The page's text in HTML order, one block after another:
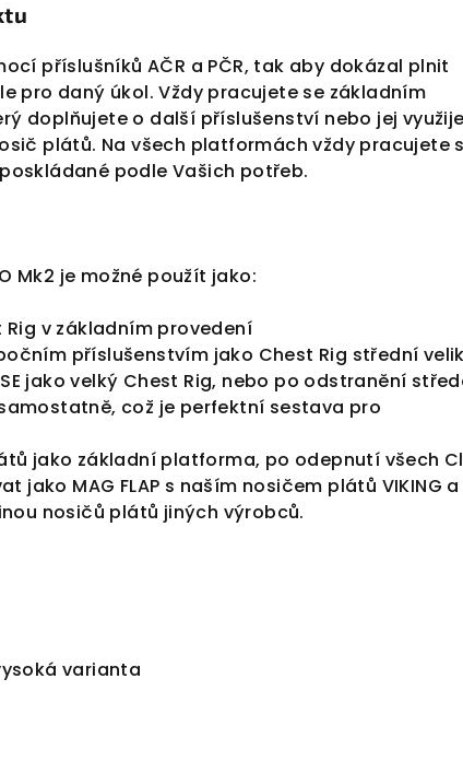
příslušníků AČR a PČR, tak aby dokázal plnit
pro daný úkol. Vždy pracujete se základním
doplňujete o další příslušenství nebo jej
plátů. Na všech platformách vždy pracujete
podle Vašich potřeb.
Mk2 je možné použít jako:
Rig v základním provedení
příslušenstvím jako Chest Rig střední
jako velký Chest Rig, nebo po odstranění
což je perfektní sestava pro
jako základní platforma, po odepnutí všech
jako MAG FLAP s naším nosičem plátů VIKING
nosičů plátů jiných výrobců.
varianta